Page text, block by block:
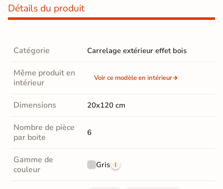
Détails du produit
Catégorie Carrelage extérieur effet bois
Même produit en
intérieur
Voir ce modèle en intérieur
Dimensions 20x120 cm
Nombre de pièce
par boite
6
Gamme de
couleur
Gris